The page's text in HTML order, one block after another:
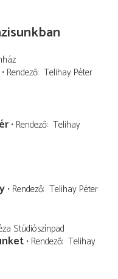
Rendező Telihay Péter
Rendező Telihay
Rendező Telihay Péter
Stúdiószínpad
Rendező Telihay